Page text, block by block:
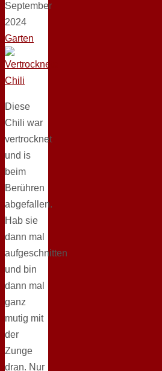
September
2024
Garten
Diese
Chili war
vertrocknet
und is
beim
Berühren
abgefallen.
Hab sie
dann mal
aufgeschnitten
und bin
dann mal
ganz
mutig mit
der
Zunge
dran. Nur